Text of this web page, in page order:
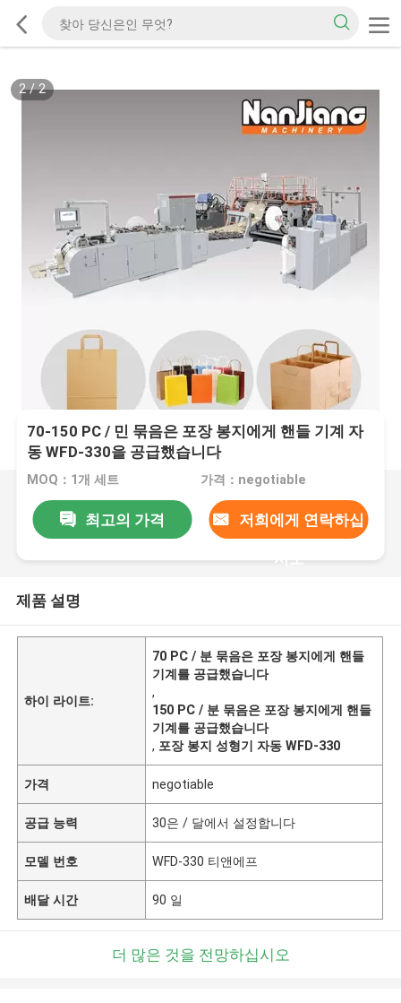
2/2
70-150 PC / 민 묶음은 포장 봉지에게 핸들 기계 자
동 WFD-330을 공급했습니다
MOQ：1개 세트 가격：negotiable
최고의 가격 저희에게 연락하십
시오
제품 설명
하이 라이트:
70 PC / 분 묶음은 포장 봉지에게 핸들
기계를 공급했습니다
,
150 PC / 분 묶음은 포장 봉지에게 핸들
기계를 공급했습니다
, 포장 봉지 성형기 자동 WFD-330
가격 negotiable
공급 능력 30은 / 달에서 설정합니다
모델 번호 WFD-330 티앤에프
배달 시간 90 일
더 많은 것을 전망하십시오